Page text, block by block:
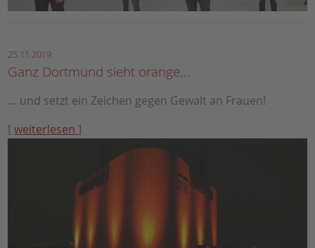
25.11.2019
Ganz Dortmund sieht orange...
… und setzt ein Zeichen gegen Gewalt an Frauen!
[weiterlesen]